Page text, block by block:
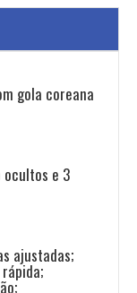
gola coreana
ocultos e 3
ajustadas;